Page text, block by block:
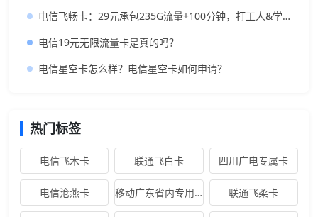
电信飞畅卡：29元承包235G流量+100分钟，打工人&学生党闭眼入攻略
电信19元无限流量卡是真的吗？
电信星空卡怎么样？电信星空卡如何申请？
热门标签
电信飞木卡 联通飞白卡 四川广电专属卡
电信沧燕卡 移动广东省内专用卡 联通飞柔卡